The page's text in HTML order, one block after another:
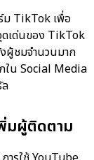
ม TikTok เพื่อ
ดเด่นของ TikTok
ผู้ชมจำนวนมาก
ใน Social Media
มผู้ติดตาม